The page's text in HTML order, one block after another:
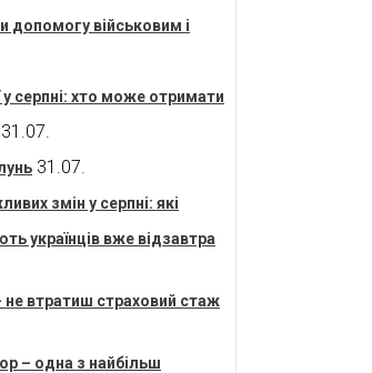
допомогу військовим і
у серпні: хто може отримати
31.07.
31.07.
змін у серпні: які
українців вже відзавтра
втратиш страховий стаж
– одна з найбільш